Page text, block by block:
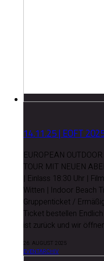
14.11.25 | EOFT
EUROPEAN
TOUR MIT NEUEN
| Einlass 18:30 Uhr |
Witten | Indoor Beach
Gruppenticket /
Ticket bestellen
ist zurück und wir
26. AUGUST 2025
EVENTARCHIV